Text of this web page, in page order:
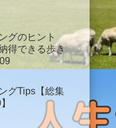
グのヒント
得できる歩き
グTips【総集